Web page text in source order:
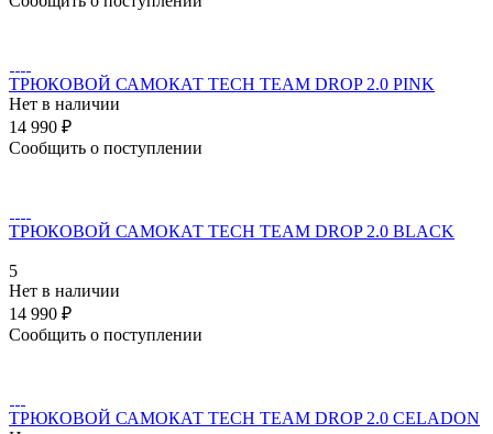
ТРЮКОВОЙ САМОКАТ TECH TEAM DROP 2.0 PINK
Нет в наличии
14 990 ₽
Сообщить о поступлении
ТРЮКОВОЙ САМОКАТ TECH TEAM DROP 2.0 BLACK
5
Нет в наличии
14 990 ₽
Сообщить о поступлении
ТРЮКОВОЙ САМОКАТ TECH TEAM DROP 2.0 CELADON